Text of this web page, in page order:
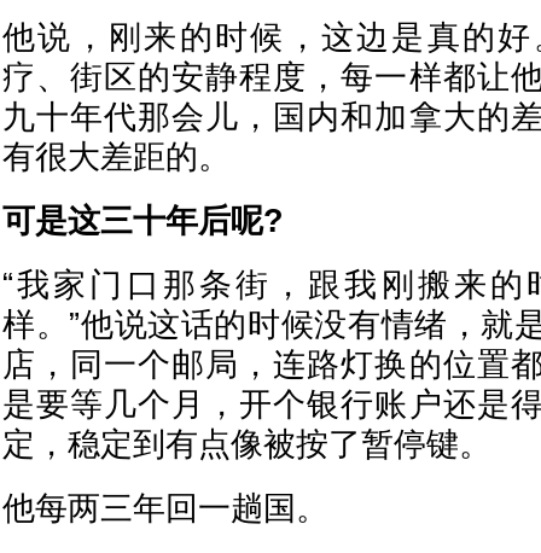
他说，刚来的时候，这边是真的
疗、街区的安静程度，每一样都让
九十年代那会儿，国内和加拿大的
有很大差距的。
可是这三十年后呢?
“我家门口那条街，跟我刚搬来的
样。”他说这话的时候没有情绪，就
店，同一个邮局，连路灯换的位置
是要等几个月，开个银行账户还是
定，稳定到有点像被按了暂停键。
他每两三年回一趟国。